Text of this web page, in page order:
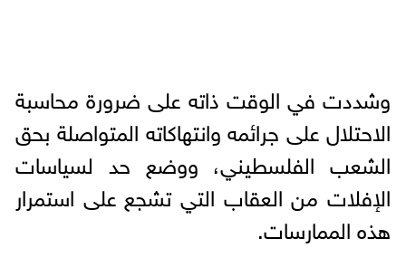
وشددت في الوقت ذاته على ضرورة محاسبة
الاحتلال على جرائمه وانتهاكاته المتواصلة بحق
الشعب الفلسطيني، ووضع حد لسياسات
الإفلات من العقاب التي تشجع على استمرار
هذه الممارسات.